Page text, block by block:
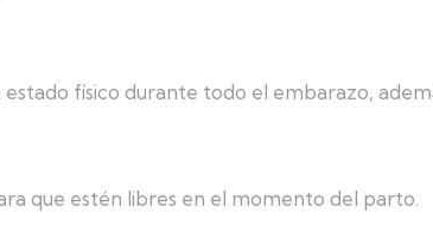
físico durante todo el embarazo,
que estén libres en el momento del parto.